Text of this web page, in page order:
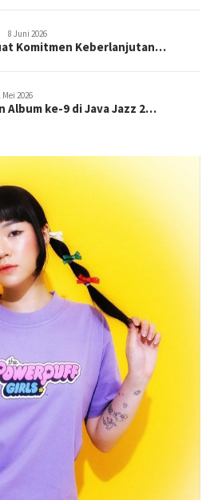
8 Juni 2026
Komitmen Keberlanjutan…
Mei 2026
Album ke-9 di Java Jazz 2…